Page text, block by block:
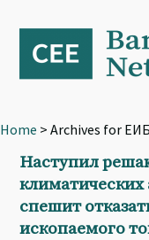
primary
navigation
content
footer
Home > Archives for
Наступил
спешит
ископаемого